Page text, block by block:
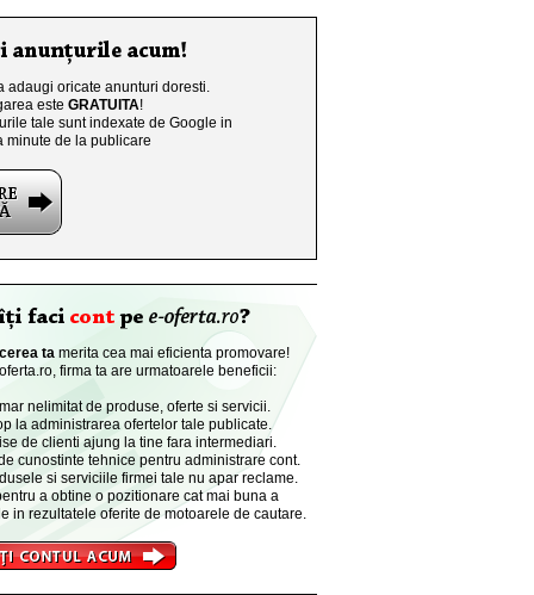
adaugi oricate anunturi doresti.
este GRATUITA!
tale sunt indexate de Google in
minute de la publicare
ta merita cea mai eficienta promovare!
firma ta are urmatoarele beneficii:
nelimitat de produse, oferte si servicii.
la administrarea ofertelor tale publicate.
de clienti ajung la tine fara intermediari.
cunostinte tehnice pentru administrare cont.
si serviciile firmei tale nu apar reclame.
a obtine o pozitionare cat mai buna a
in rezultatele oferite de motoarele de cautare.